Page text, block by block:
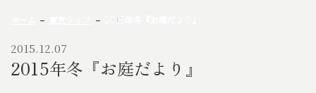
2015年冬『お庭だより』
2015.12.07
2015年冬『お庭だより』